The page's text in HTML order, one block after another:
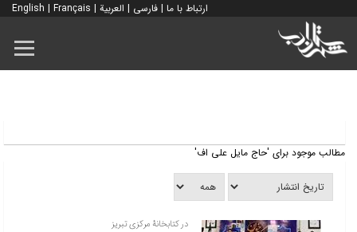
ارتباط با ما | فارسی | العربية |
English | Français
مطالب موجود برای 'حاج مایل علی اف'
در کتابخانۀ مرکزی تبریز